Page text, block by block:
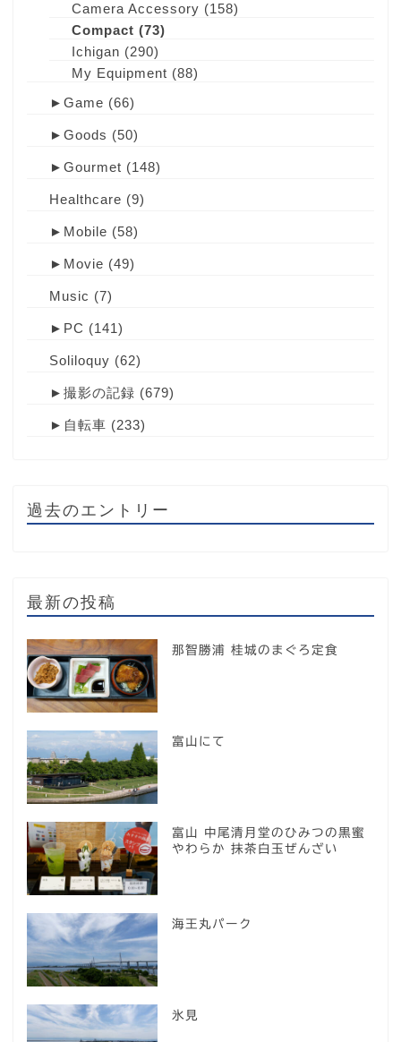
Camera Accessory (158)
Compact (73)
Ichigan (290)
My Equipment (88)
► Game (66)
► Goods (50)
► Gourmet (148)
Healthcare (9)
► Mobile (58)
► Movie (49)
Music (7)
► PC (141)
Soliloquy (62)
► 撮影の記録 (679)
► 自転車 (233)
過去のエントリー
最新の投稿
那智勝浦 桂城のまぐろ定食
富山にて
富山 中尾清月堂のひみつの黒蜜
やわらか 抹茶白玉ぜんざい
海王丸パーク
氷見